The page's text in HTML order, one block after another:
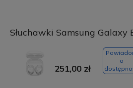
Słuchawki Samsung Galaxy
251,00 zł
o